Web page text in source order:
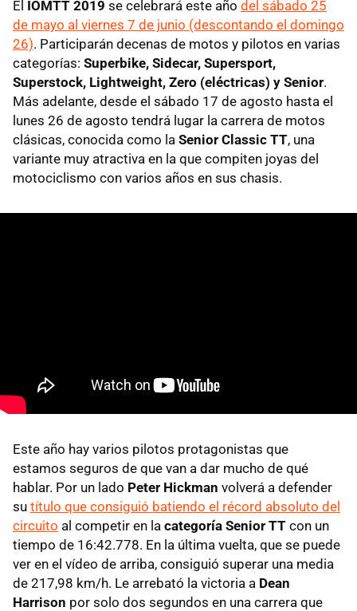
El IOMTT 2019 se celebrará este año del sábado 25
de mayo al viernes 7 de junio (descontando el domingo
26). Participarán decenas de motos y pilotos en varias
categorías: Superbike, Sidecar, Supersport,
Superstock, Lightweight, Zero (eléctricas) y Senior.
Más adelante, desde el sábado 17 de agosto hasta el
lunes 26 de agosto tendrá lugar la carrera de motos
clásicas, conocida como la Senior Classic TT, una
variante muy atractiva en la que compiten joyas del
motociclismo con varios años en sus chasis.
Este año hay varios pilotos protagonistas que
estamos seguros de que van a dar mucho de qué
hablar. Por un lado Peter Hickman volverá a defender
su título que consiguió batiendo el récord absoluto del
circuito al competir en la categoría Senior TT con un
tiempo de 16:42.778. En la última vuelta, que se puede
ver en el vídeo de arriba, consiguió superar una media
de 217,98 km/h. Le arrebató la victoria a Dean
Harrison por solo dos segundos en una carrera que